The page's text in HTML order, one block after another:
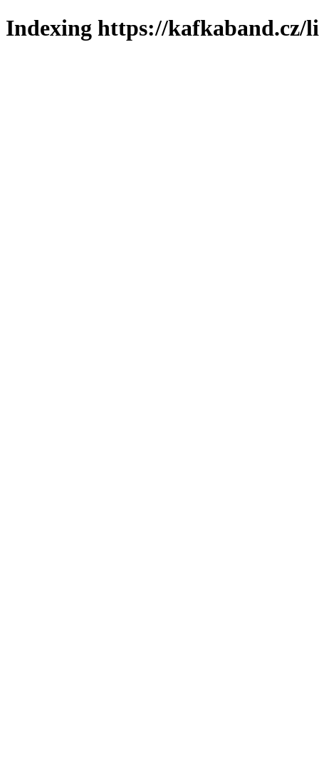
Indexing https://kafkaband.cz/